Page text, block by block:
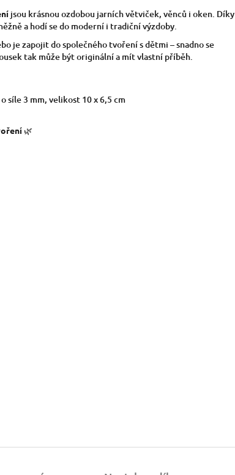
jsou krásnou ozdobou jarních větviček, věnců i oken. Díky
a hodí se do moderní i tradiční výzdoby.
je zapojit do společného tvoření s dětmi – snadno se
tak může být originální a mít vlastní příběh.
síle 3 mm, velikost 10 x 6,5 cm
🌿